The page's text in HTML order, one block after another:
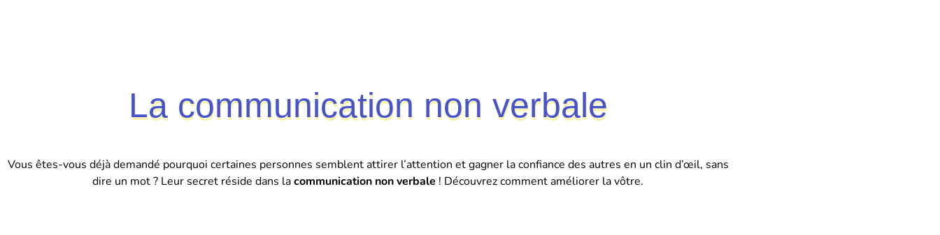
La communication non verbale
Vous êtes-vous déjà demandé pourquoi certaines personnes semblent attirer l’attention et gagner la confiance des autres en un clin d’œil, sans
dire un mot ? Leur secret réside dans lacommunication non verbale ! Découvrez comment améliorer la vôtre.